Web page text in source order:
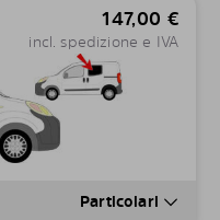
147,00 €
incl. spedizione e IVA
Particolari